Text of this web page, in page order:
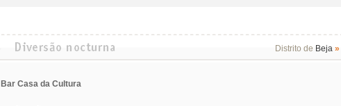
Distrito de Beja »
Bar Casa da Cultura